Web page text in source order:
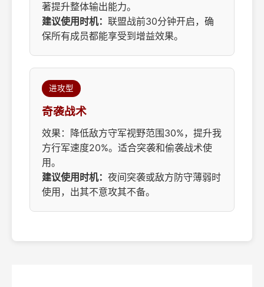
著提升整体输出能力。
建议使用时机： 联盟战前30分钟开启，确
保所有成员都能享受到增益效果。
进攻型
奇袭战术
效果：降低敌方守军视野范围30%，提升我
方行军速度20%。适合突袭和偷袭战术使
用。
建议使用时机： 夜间突袭或敌方防守薄弱时
使用，出其不意攻其不备。